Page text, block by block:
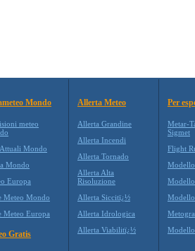
Mondo
meteo
Mondo
Mondo
Europa
Meteo Mondo
Meteo Europa
Gratis
Allerta Meteo
Allerta Grandine
Allerta Incendi
Allerta Tornado
Allerta Alta
Risoluzione
Allerta Siccitï¿½
Allerta Idrologica
Allerta Viabilitï¿½
Per
Metar-
Sigmet
Flight
Modello